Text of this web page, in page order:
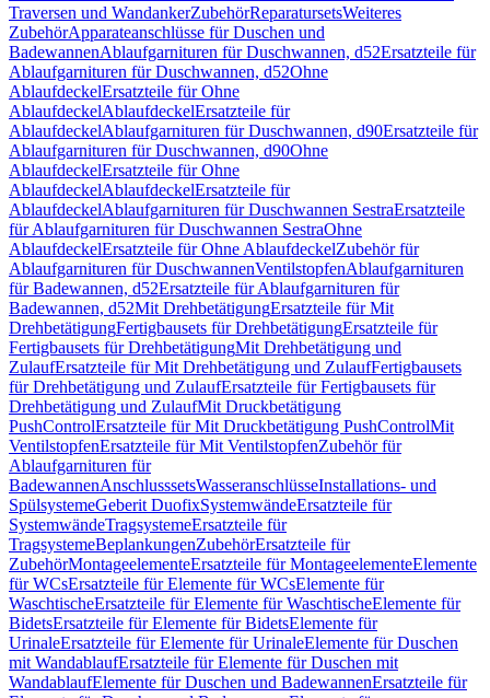
Traversen und WandankerZubehörReparatursetsWeiteres
ZubehörApparateanschlüsse für Duschen und
BadewannenAblaufgarnituren für Duschwannen, d52Ersatzteile für
Ablaufgarnituren für Duschwannen, d52Ohne
AblaufdeckelErsatzteile für Ohne
AblaufdeckelAblaufdeckelErsatzteile für
AblaufdeckelAblaufgarnituren für Duschwannen, d90Ersatzteile für
Ablaufgarnituren für Duschwannen, d90Ohne
AblaufdeckelErsatzteile für Ohne
AblaufdeckelAblaufdeckelErsatzteile für
AblaufdeckelAblaufgarnituren für Duschwannen SestraErsatzteile
für Ablaufgarnituren für Duschwannen SestraOhne
AblaufdeckelErsatzteile für Ohne AblaufdeckelZubehör für
Ablaufgarnituren für DuschwannenVentilstopfenAblaufgarnituren
für Badewannen, d52Ersatzteile für Ablaufgarnituren für
Badewannen, d52Mit DrehbetätigungErsatzteile für Mit
DrehbetätigungFertigbausets für DrehbetätigungErsatzteile für
Fertigbausets für DrehbetätigungMit Drehbetätigung und
ZulaufErsatzteile für Mit Drehbetätigung und ZulaufFertigbausets
für Drehbetätigung und ZulaufErsatzteile für Fertigbausets für
Drehbetätigung und ZulaufMit Druckbetätigung
PushControlErsatzteile für Mit Druckbetätigung PushControlMit
VentilstopfenErsatzteile für Mit VentilstopfenZubehör für
Ablaufgarnituren für
BadewannenAnschlusssetsWasseranschlüsseInstallations- und
SpülsystemeGeberit DuofixSystemwändeErsatzteile für
SystemwändeTragsystemeErsatzteile für
TragsystemeBeplankungenZubehörErsatzteile für
ZubehörMontageelementeErsatzteile für MontageelementeElemente
für WCsErsatzteile für Elemente für WCsElemente für
WaschtischeErsatzteile für Elemente für WaschtischeElemente für
BidetsErsatzteile für Elemente für BidetsElemente für
UrinaleErsatzteile für Elemente für UrinaleElemente für Duschen
mit WandablaufErsatzteile für Elemente für Duschen mit
WandablaufElemente für Duschen und BadewannenErsatzteile für